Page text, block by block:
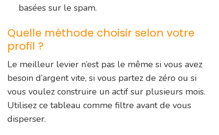
basées sur le spam.
Quelle méthode choisir selon votre
profil ?
Le meilleur levier n’est pas le même si vous avez
besoin d’argent vite, si vous partez de zéro ou si
vous voulez construire un actif sur plusieurs mois.
Utilisez ce tableau comme filtre avant de vous
disperser.